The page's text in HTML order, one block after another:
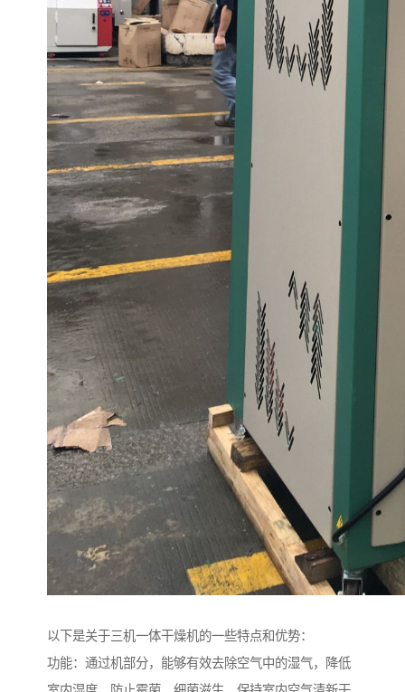
以下是关于三机一体干燥机的一些特点和优势：
功能：通过机部分，能够有效去除空气中的湿气，降低